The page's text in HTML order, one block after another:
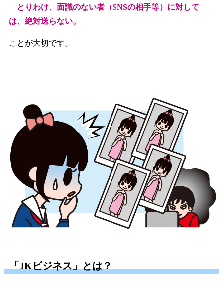
とりわけ、面識のない者（SNSの相手等）に対して
は、絶対送らない。
ことが大切です。
「JKビジネス」とは？